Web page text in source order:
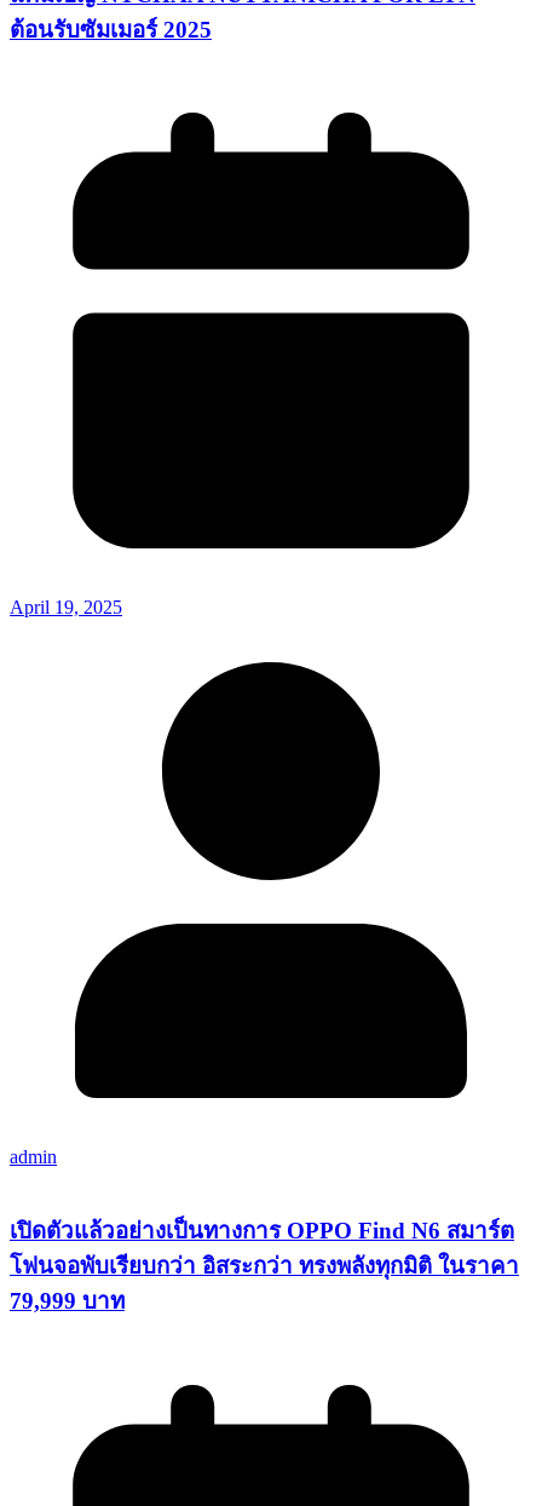
ต้อนรับซัมเมอร์ 2025
April 19, 2025
admin
เปิดตัวแล้วอย่างเป็นทางการ OPPO Find N6 สมาร์ต
โฟนจอพับเรียบกว่า อิสระกว่า ทรงพลังทุกมิติ ในราคา
79,999 บาท